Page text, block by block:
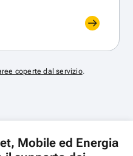
coperte dal servizio.
Mobile ed Energia